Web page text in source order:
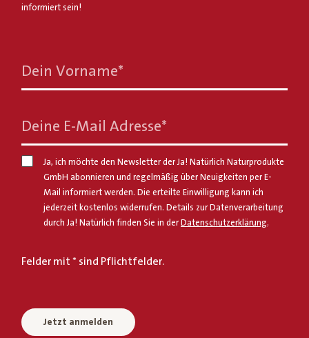
informiert sein!
Dein Vorname*
Deine E-Mail Adresse*
Ja, ich möchte den Newsletter der Ja! Natürlich Naturprodukte
GmbH abonnieren und regelmäßig über Neuigkeiten per E-
Mail informiert werden. Die erteilte Einwilligung kann ich
jederzeit kostenlos widerrufen. Details zur Datenverarbeitung
durch Ja! Natürlich finden Sie in der Datenschutzerklärung.
Felder mit * sind Pflichtfelder.
Jetzt anmelden